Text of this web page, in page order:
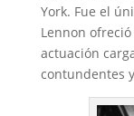
York. Fue el
Lennon
actuación
contundentes